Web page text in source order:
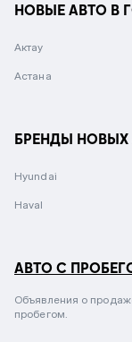
НОВЫЕ АВТО В
Актау
Астана
БРЕНДЫ НОВЫХ
Hyundai
Haval
АВТО С
Объявления о
пробегом.